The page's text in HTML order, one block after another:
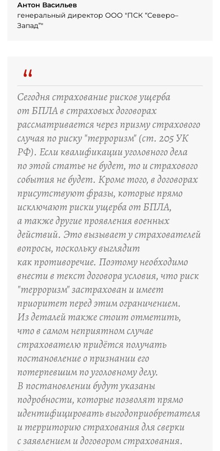
Антон Васильев
генеральный директор ООО "ПСК “Северо–
Запад”"
“
Сегодня страхование рисков ущерба
от БПЛА в страховых договорах
рассматривается через призму страхового
случая по риску "терроризм" (ст. 205 УК
РФ). Если квалификации уголовного дела
по этой статье не будет, то и страхового
события не будет. Кроме того, в договорах
присутствуют фразы, которые прямо
исключают риски ущерба от БПЛА,
а также другие проявления военных
действий. Это вызывает у страхователей
вопросы, поскольку выглядит
как противоречие. Поэтому необходимо
внести в текст договора условия, что риск
"терроризм" застрахован и имеет
приоритет перед этим ограничением.
Из деталей также стоит отметить,
что в самом неприятном случае
страхователю придётся получать
постановление о признании его
потерпевшим по уголовному делу.
В постановлении будут указаны
подробности, которые позволят прямо
идентифицировать выгодоприобретателя
и территорию страхования для сверки
с заявлением и договором страхования.